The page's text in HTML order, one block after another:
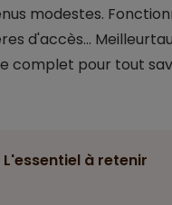
modestes.
d'accès...
complet pour tout
L'essentiel à retenir